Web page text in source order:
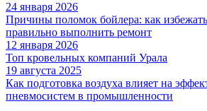
24 января 2026
Причины поломок бойлера: как
правильно выполнить ремонт
12 января 2026
Топ кровельных компаний Урала
19 августа 2025
Как подготовка воздуха влияет на
пневмосистем в промышленности